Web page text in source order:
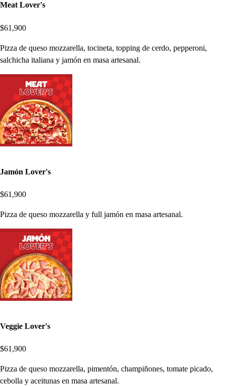
Meat Lover's
$61,900
Pizza de queso mozzarella, tocineta, topping de cerdo, pepperoni,
salchicha italiana y jamón en masa artesanal.
Jamón Lover's
$61,900
Pizza de queso mozzarella y full jamón en masa artesanal.
Veggie Lover's
$61,900
Pizza de queso mozzarella, pimentón, champiñones, tomate picado,
cebolla y aceitunas en masa artesanal.